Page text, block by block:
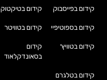
קידום בפייסבוק קידום בטיקטוק
קידום בספוטיפיי קידום בטוויטר
קידום בטוויץ׳
קידום
בסאונדקלאוד
קידום בטלגרם